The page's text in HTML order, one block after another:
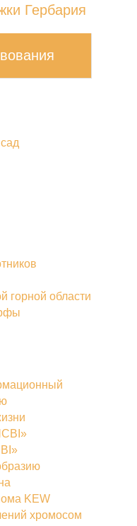
Гербария
горной области
KEW
хромосом